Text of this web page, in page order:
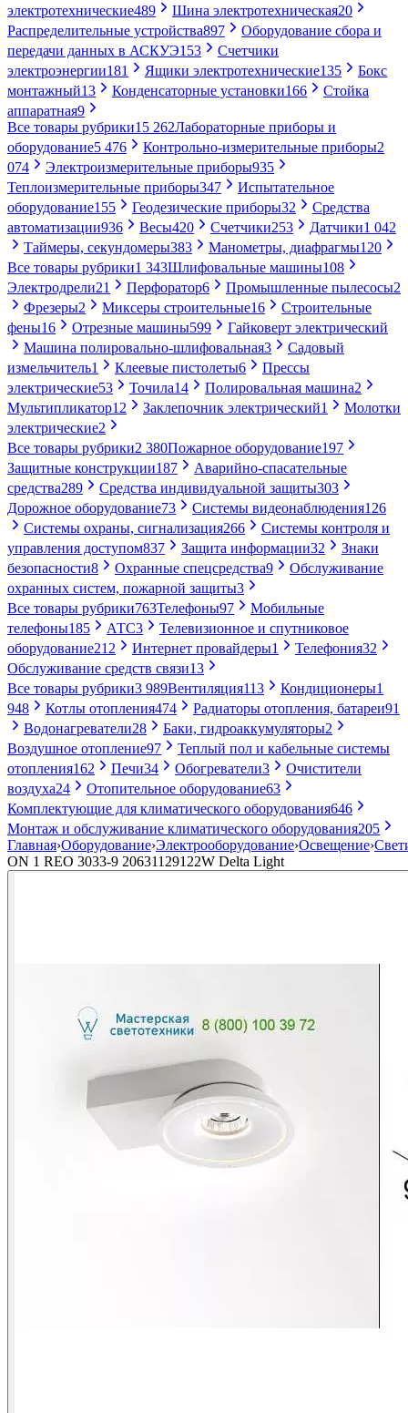
электротехнические489 Шина электротехническая20
Распределительные устройства897
Оборудование сбора и
передачи данных в АСКУЭ153
Счетчики
электроэнергии181 Ящики электротехнические135
Бокс
монтажный13 Конденсаторные установки166
Стойка
аппаратная9
Все товары рубрики15 262Лабораторные приборы и
оборудование5 476 Контрольно-измерительные приборы2
074
Электроизмерительные приборы935
Теплоизмерительные приборы347
Испытательное
оборудование155 Геодезические приборы32
Средства
автоматизации936 Весы420 Счетчики253 Датчики1 042
Таймеры, секундомеры383 Манометры, диафрагмы120
Все товары рубрики1 343Шлифовальные машины108
Электродрели21 Перфоратор6 Промышленные пылесосы2
Фрезеры2 Миксеры строительные16
Строительные
фены16 Отрезные машины599
Гайковерт электрический
Машина полировально-шлифовальная3
Садовый
измельчитель1 Клеевые пистолеты6
Прессы
электрические53 Точила14 Полировальная машина2
Мультипликатор12 Заклепочник электрический1
Молотки
электрические2
Все товары рубрики2 380Пожарное оборудование197
Защитные конструкции187
Аварийно-спасательные
средства289 Средства индивидуальной защиты303
Дорожное оборудование73 Системы видеонаблюдения126
Системы охраны, сигнализация266
Системы контроля и
управления доступом837 Защита информации32
Знаки
безопасности8 Охранные спецсредства9
Обслуживание
охранных систем, пожарной защиты3
Все товары рубрики763Телефоны97
Мобильные
телефоны185 АТС3
Телевизионное и спутниковое
оборудование212 Интернет провайдеры1 Телефония32
Обслуживание средств связи13
Все товары рубрики3 989Вентиляция113 Кондиционеры1
948
Котлы отопления474 Радиаторы отопления, батареи91
Водонагреватели28 Баки, гидроаккумуляторы2
Воздушное отопление97
Теплый пол и кабельные системы
отопления162 Печи34 Обогреватели3
Очистители
воздуха24 Отопительное оборудование63
Комплектующие для климатического оборудования646
Монтаж и обслуживание климатического оборудования205
Главная›Оборудование›Электрооборудование›Освещение›
ON 1 REO 3033-9 20631129122W Delta Light